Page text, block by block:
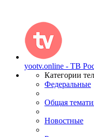
yootv.online - ТВ
Категории
Федеральные
Общая
Новостные